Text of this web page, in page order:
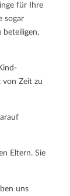
für Ihre
sogar
beteiligen,
von Zeit zu
Eltern. Sie
uns